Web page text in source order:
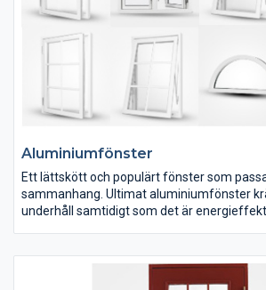
Aluminiumfönster
Ett lättskött och populärt fönster som
sammanhang. Ultimat aluminiumfönster
underhåll samtidigt som det är